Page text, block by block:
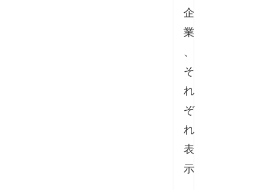
企
業
、
そ
れ
ぞ
れ
表
示